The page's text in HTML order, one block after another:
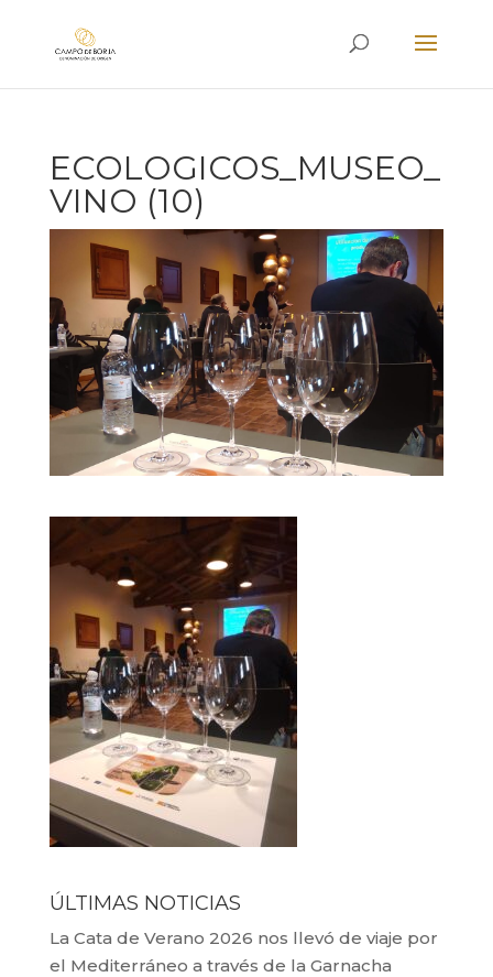
ECOLOGICOS_MUSEO_
VINO (10)
ÚLTIMAS NOTICIAS
La Cata de Verano 2026 nos llevó de viaje por
el Mediterráneo a través de la Garnacha